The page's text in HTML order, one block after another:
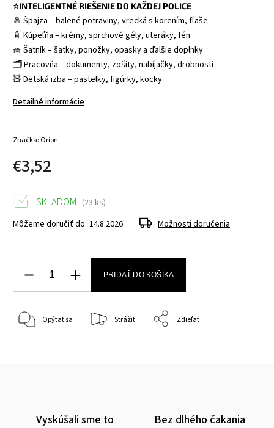
⭐INTELIGENTNÉ RIEŠENIE DO KAŽDEJ POLICE
🧂 Špajza – balené potraviny, vrecká s korením, fľaše
🧴 Kúpeľňa – krémy, sprchové gély, uteráky, fén
🧺 Šatník – šatky, ponožky, opasky a ďalšie doplnky
🗂️ Pracovňa – dokumenty, zošity, nabíjačky, drobnosti
🧸 Detská izba – pastelky, figúrky, kocky
Detailné informácie
Značka: Orion
€3,52
SKLADOM (23 ks)
Môžeme doručiť do: 14.8.2026 Možnosti doručenia
PRIDAŤ DO KOŠÍKA
Opýtať sa Strážiť Zdieľať
Vyskúšali sme to Bez dlhého čakania